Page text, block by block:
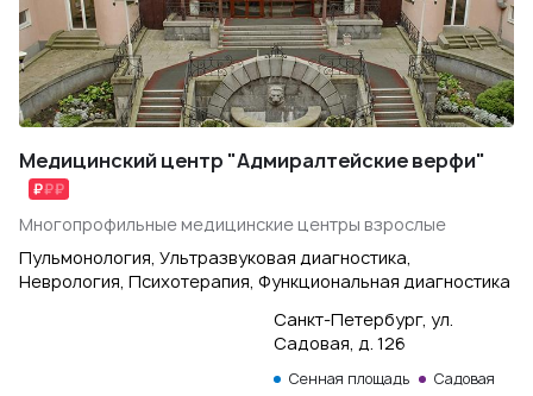
Медицинский центр "Адмиралтейские верфи"
Многопрофильные медицинские центры взрослые
Пульмонология, Ультразвуковая диагностика,
Неврология, Психотерапия, Функциональная диагностика
Санкт-Петербург, ул.
Садовая, д. 126
Сенная площадь Садовая